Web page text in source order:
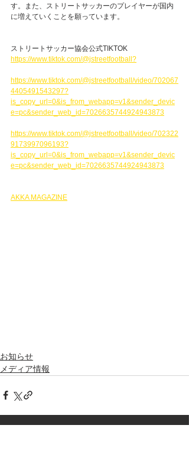
す。また、ストリートサッカーのプレイヤーが国内
に増えていくことを願っています。
ストリートサッカー協会公式TIKTOK
https://www.tiktok.com/@jstreetfootball?
https://www.tiktok.com/@jstreetfootball/video/702067
4405491543297?
is_copy_url=0&is_from_webapp=v1&sender_devic
e=pc&sender_web_id=7026635744924943873
https://www.tiktok.com/@jstreetfootball/video/702322
9173997096193?
is_copy_url=0&is_from_webapp=v1&sender_devic
e=pc&sender_web_id=7026635744924943873
AKKA MAGAZINE
お知らせ
メディア情報